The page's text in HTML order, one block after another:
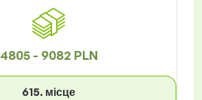
4805 - 9082 PLN
615. місце